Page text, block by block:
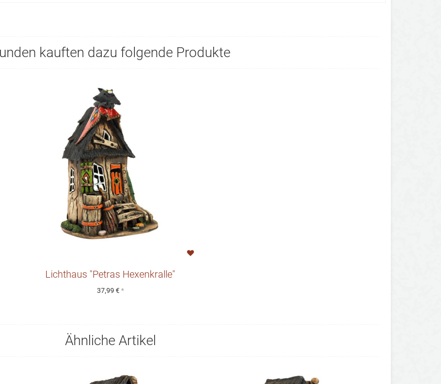
kauften dazu folgende Produkte
Lichthaus "Petras Hexenkralle"
37,99 € *
Ähnliche Artikel